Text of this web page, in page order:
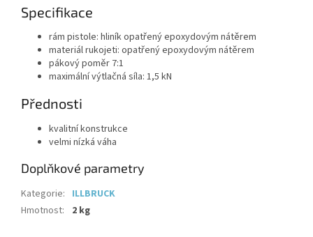
Specifikace
rám pistole: hliník opatřený epoxydovým nátěrem
materiál rukojeti: opatřený epoxydovým nátěrem
pákový poměr 7:1
maximální výtlačná síla: 1,5 kN
Přednosti
kvalitní konstrukce
velmi nízká váha
Doplňkové parametry
Kategorie: ILLBRUCK
Hmotnost: 2 kg